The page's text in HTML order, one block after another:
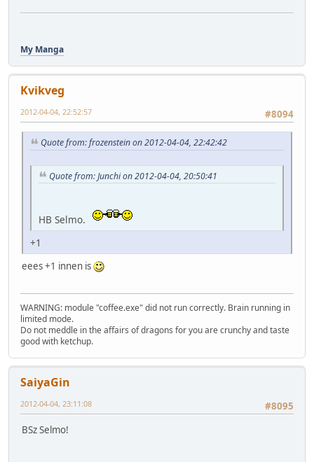
My Manga
Kvikveg
#8094
2012-04-04, 22:52:57
Quote from: frozenstein on 2012-04-04, 22:42:42
Quote from: Junchi on 2012-04-04, 20:50:41
HB Selmo.
+1
eees +1 innen is
WARNING: module "coffee.exe" did not run correctly. Brain running in
limited mode.
Do not meddle in the affairs of dragons for you are crunchy and taste
good with ketchup.
SaiyaGin
#8095
2012-04-04, 23:11:08
BSz Selmo!